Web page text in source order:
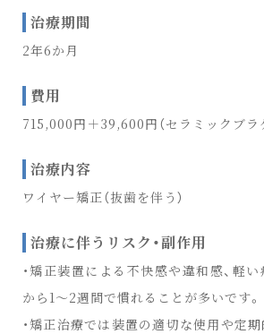
治療期間
2年6か月
費用
715,000円＋39,600円（セラミックブラ
治療内容
ワイヤー矯正（抜歯を伴う）
治療に伴うリスク・副作用
・矯正装置による不快感や違和感、軽い
から1〜2週間で慣れることが多いです。
・矯正治療では装置の適切な使用や定